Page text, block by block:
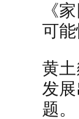
《
可
黄
发
题。